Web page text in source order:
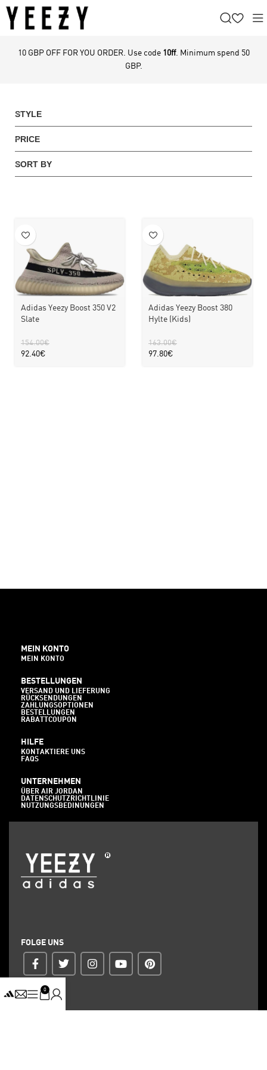
10 GBP OFF FOR YOU ORDER. Use code 10ff. Minimum spend 50
GBP.
STYLE
PRICE
SORT BY
Adidas Yeezy Boost 350 V2
Slate
154.00€
92.40€
Adidas Yeezy Boost 380
Hylte (Kids)
163.00€
97.80€
MEIN KONTO
MEIN KONTO
BESTELLUNGEN
VERSAND UND LIEFERUNG
RÜCKSENDUNGEN
ZAHLUNGSOPTIONEN
BESTELLUNGEN
RABATTCOUPON
HILFE
KONTAKTIERE UNS
FAQS
UNTERNEHMEN
ÜBER AIR JORDAN
DATENSCHUTZRICHTLINIE
NUTZUNGSBEDINUNGEN
FOLGE UNS
0